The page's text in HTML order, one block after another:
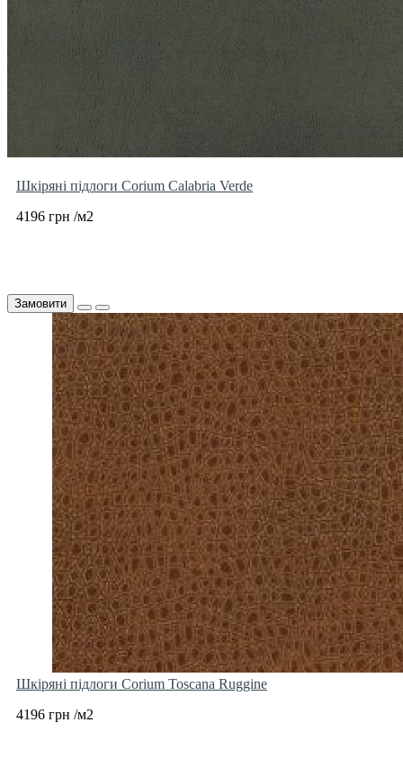
Шкіряні підлоги Corium Calabria Verde
4196 грн /м2
Замовити
Шкіряні підлоги Corium Toscana Ruggine
4196 грн /м2